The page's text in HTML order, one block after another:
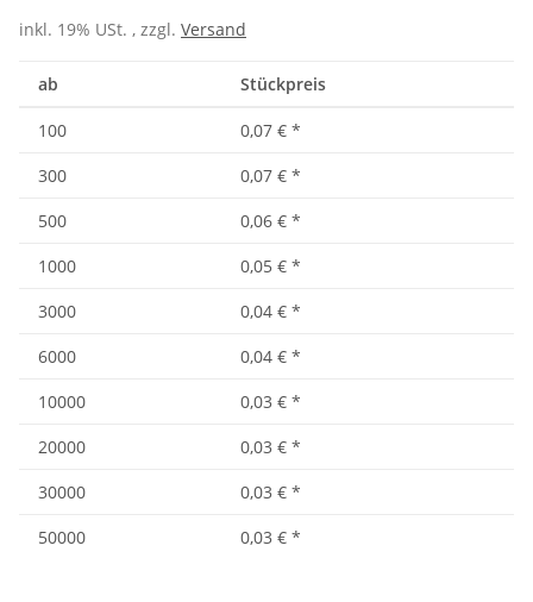
inkl. 19% USt. , zzgl. Versand
ab Stückpreis
100 0,07 € *
300
0,07 € *
500
0,06 € *
1000
0,05 € *
3000
0,04 € *
6000
0,04 € *
10000
0,03 € *
20000
0,03 € *
30000
0,03 € *
50000
0,03 € *